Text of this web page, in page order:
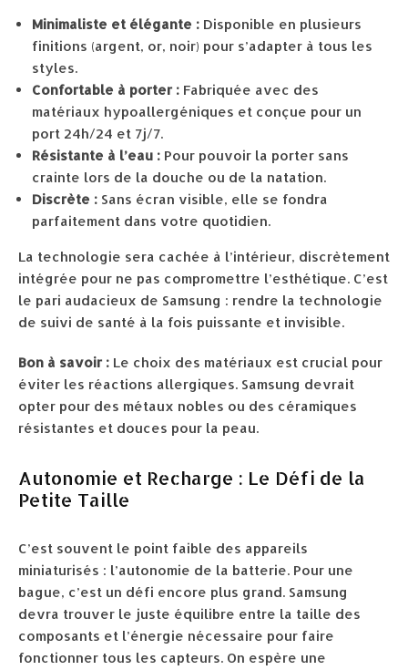
Minimaliste et élégante : Disponible en plusieurs
finitions (argent, or, noir) pour s’adapter à tous les
styles.
Confortable à porter : Fabriquée avec des
matériaux hypoallergéniques et conçue pour un
port 24h/24 et 7j/7.
Résistante à l’eau : Pour pouvoir la porter sans
crainte lors de la douche ou de la natation.
Discrète : Sans écran visible, elle se fondra
parfaitement dans votre quotidien.
La technologie sera cachée à l’intérieur, discrètement
intégrée pour ne pas compromettre l’esthétique. C’est
le pari audacieux de Samsung : rendre la technologie
de suivi de santé à la fois puissante et invisible.
Bon à savoir : Le choix des matériaux est crucial pour
éviter les réactions allergiques. Samsung devrait
opter pour des métaux nobles ou des céramiques
résistantes et douces pour la peau.
Autonomie et Recharge : Le Défi de la
Petite Taille
C’est souvent le point faible des appareils
miniaturisés : l’autonomie de la batterie. Pour une
bague, c’est un défi encore plus grand. Samsung
devra trouver le juste équilibre entre la taille des
composants et l’énergie nécessaire pour faire
fonctionner tous les capteurs. On espère une